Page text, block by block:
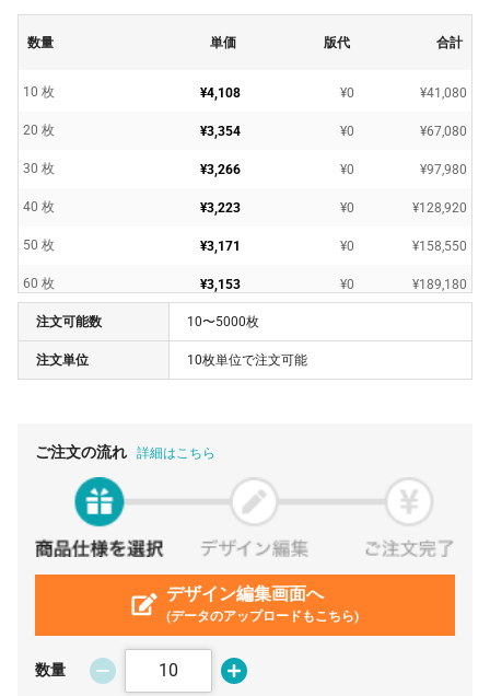
数量 単価 版代 合計
10 枚 ¥4,108 ¥0 ¥41,080
20 枚 ¥3,354 ¥0 ¥67,080
30 枚 ¥3,266 ¥0 ¥97,980
40 枚 ¥3,223 ¥0 ¥128,920
50 枚 ¥3,171 ¥0 ¥158,550
60 枚 ¥3,153 ¥0 ¥189,180
70 枚 ¥3,135
80 枚 ¥3,118
¥461,700
¥2,731 ¥546,200
250 枚 ¥2,731 ¥682,750
¥2,686
400 枚 ¥2,631
注文可能数 10〜5000枚
注文単位 10枚単位で注文可能
ご注文の流れ 詳細はこちら
デザイン編集画面へ
(データのアップロードもこちら)
数量